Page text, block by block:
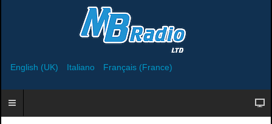
English (UK) Italiano Français (France)